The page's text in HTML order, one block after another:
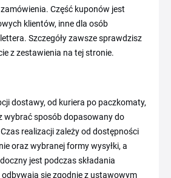
Część kuponów jest
klientów, inne dla osób
Szczegóły zawsze sprawdzisz
z zestawienia na tej stronie.
dostawy, od kuriera po paczkomaty,
wybrać sposób dopasowany do
realizacji zależy od dostępności
oraz wybranej formy wysyłki, a
jest podczas składania
się zgodnie z ustawowym